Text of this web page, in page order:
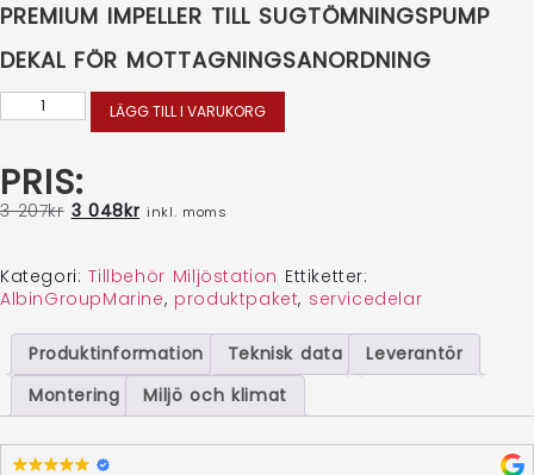
PREMIUM IMPELLER TILL SUGTÖMNINGSPUMP
DEKAL FÖR MOTTAGNINGSANORDNING
LÄGG TILL I VARUKORG
PRIS:
3 207kr 3 048kr inkl. moms
Kategori: Tillbehör Miljöstation Ettiketter:
AlbinGroupMarine, produktpaket, servicedelar
Produktinformation Teknisk data
Leverantör
Montering
Miljö och klimat